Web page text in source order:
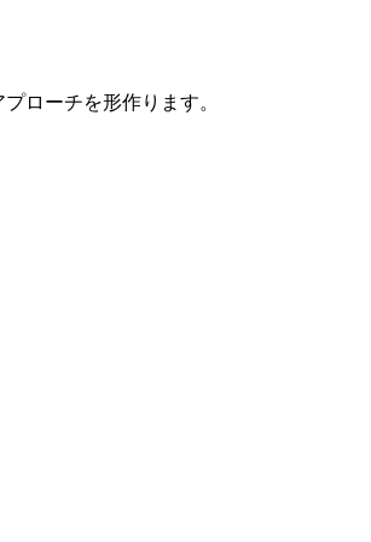
ローチを形作ります。